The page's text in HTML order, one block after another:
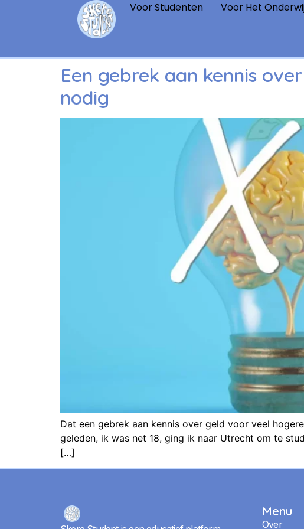
Voor Studenten Voor Het
Een gebrek aan kennis
nodig
Dat een gebrek aan kennis over geld voor veel
geleden, ik was net 18, ging ik naar Utrecht om te
[…]
Menu
Over